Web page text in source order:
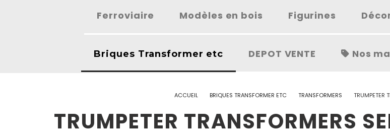
Ferroviaire Modèles en bois Figurines
Briques Transformer etc DEPOT VENTE Nos
ACCUEIL BRIQUES TRANSFORMER ETC TRANSFORMERS TRUMPETER
TRUMPETER TRANSFORMERS